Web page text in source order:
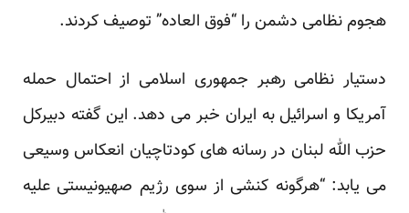
هجوم نظامی دشمن را “فوق العاده” توصیف کردند.
دستیار نظامی رهبر جمهوری اسلامی از احتمال حمله
آمریکا و اسرائیل به ایران خبر می دهد. این گفته دبیرکل
حزب الله لبنان در رسانه های کودتاچیان انعکاس وسیعی
می یابد: “هرگونه کنشی از سوی رژیم صهیونیستی علیه